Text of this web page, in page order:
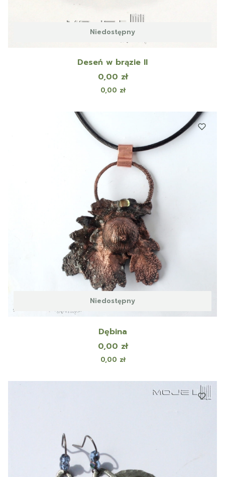
Niedostępny
Deseń w brązie II
Cena
0,00 zł
Cena
0,00 zł
Niedostępny
Dębina
Cena
0,00 zł
Cena
0,00 zł